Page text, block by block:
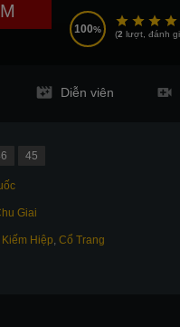
100 (2 lượt, đánh
Diễn viên
45
Giai
Kiếm Hiệp,Cổ Trang